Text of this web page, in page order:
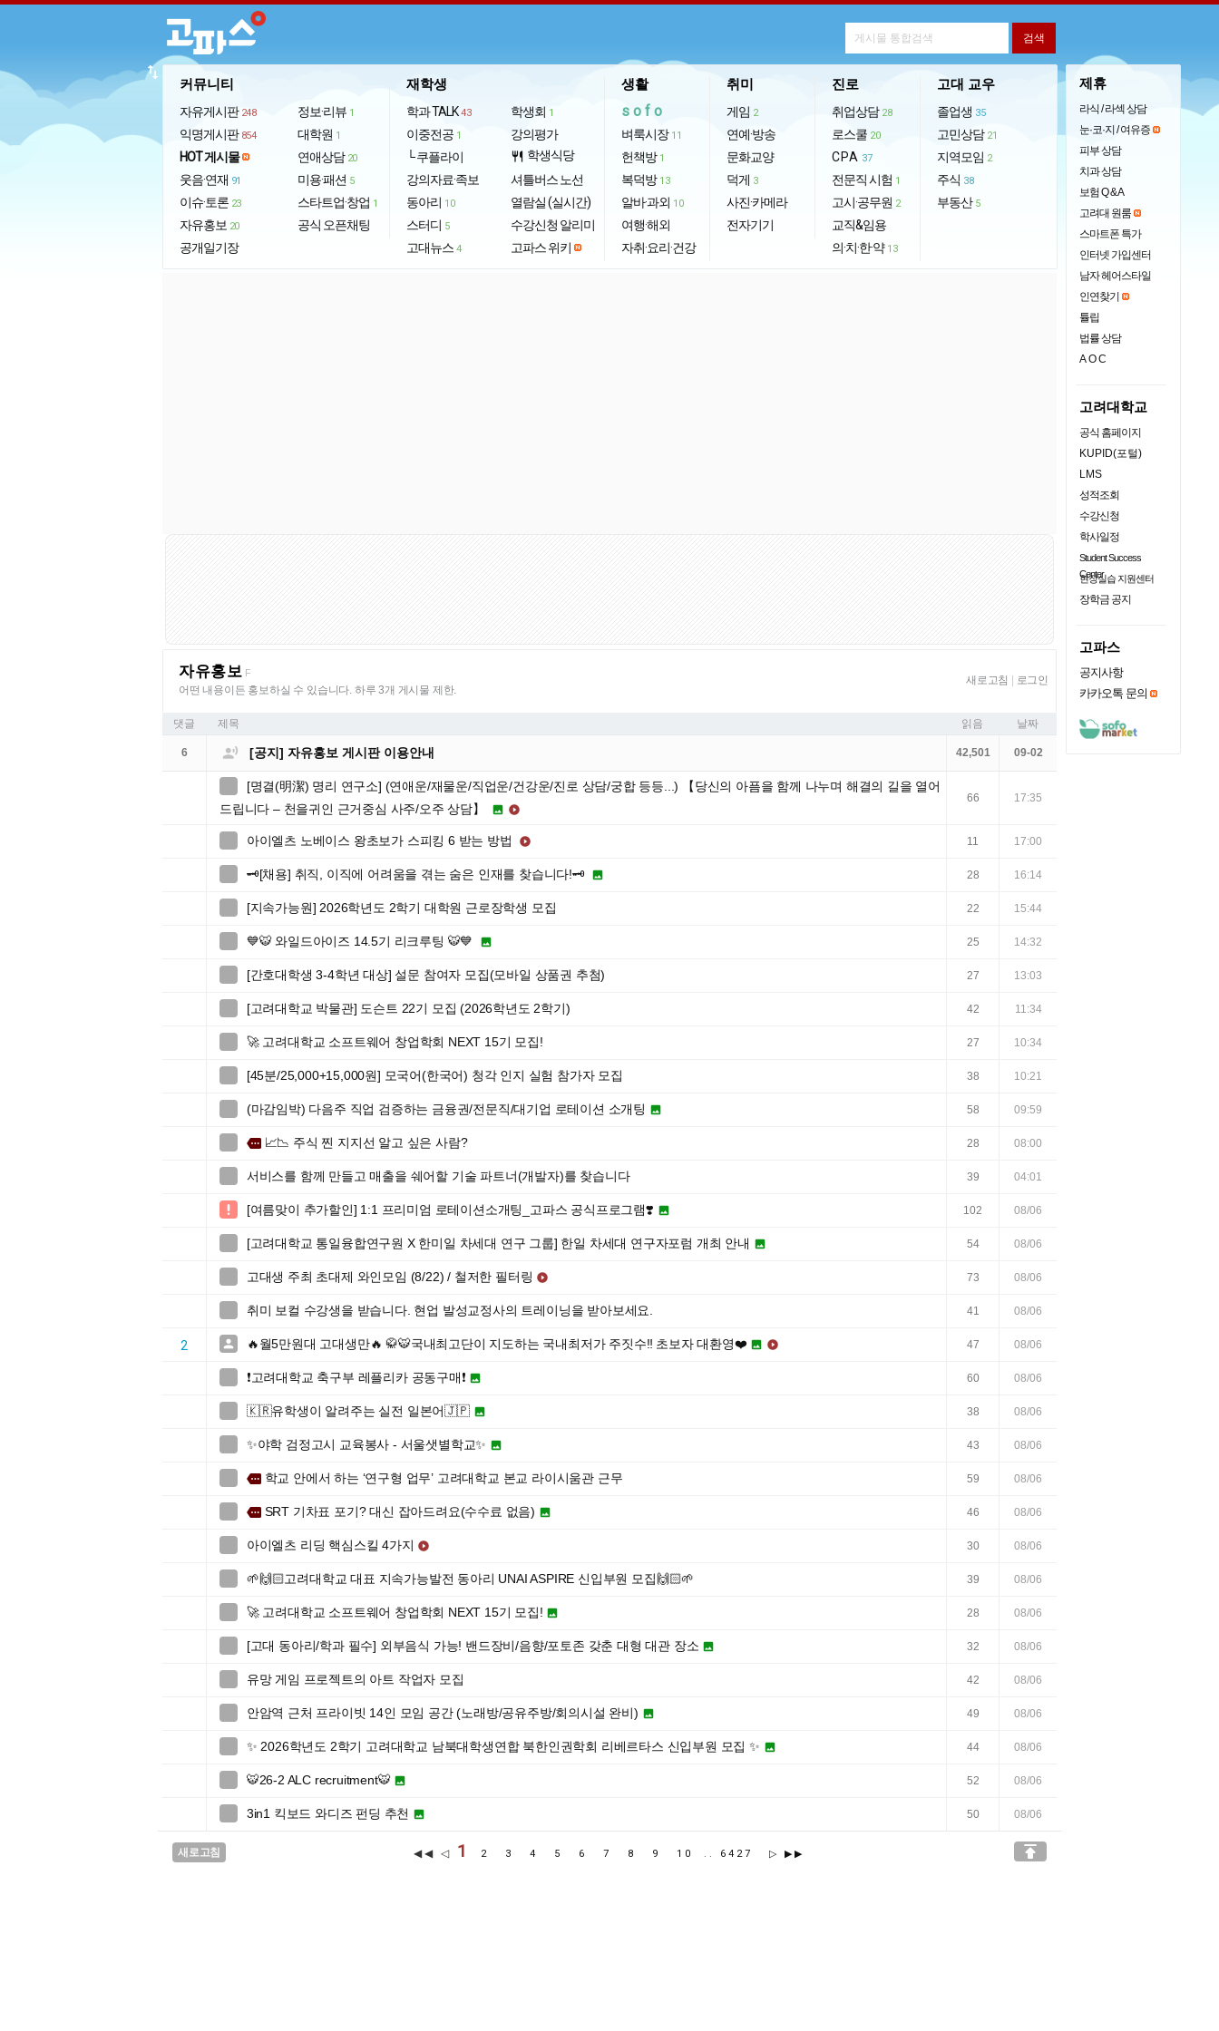
커뮤니티
자유게시판 248
익명게시판 854
HOT 게시물
웃음·연재 91
이슈·토론 23
자유홍보 20
공개일기장
정보·리뷰 1
대학원 1
연애상담 20
미용·패션 5
스타트업·창업 1
공식 오픈채팅
재학생
학과 TALK 43
이중전공 1
└ 쿠플라이
강의자료·족보
동아리 10
스터디 5
고대뉴스 4
학생회 1
강의평가
restaurant 학생식당
셔틀버스 노선
열람실 (실시간)
수강신청 알리미
고파스 위키
생활
sofo
벼룩시장 11
헌책방 1
복덕방 13
알바·과외 10
여행·해외
자취·요리·건강
취미
게임 2
연예·방송
문화교양
덕게 3
사진·카메라
전자기기
진로
취업상담 28
로스쿨 20
CPA 37
전문직 시험 1
고시·공무원 2
교직&임용
의·치·한·약 13
고대 교우
졸업생 35
고민상담 21
지역모임 2
주식 38
부동산 5
import_export
자유홍보 F
어떤 내용이든 홍보하실 수 있습니다. 하루 3개 게시물 제한.
새로고침 로그인
댓글 제목 읽음 날짜
6  [공지] 자유홍보 게시판 이용안내 42,501 09-02
[명결(明潔) 명리 연구소] (연애운/재물운/직업운/건강운/진로 상담/궁합 등등...) 【당신의 아픔을 함께 나누며 해결의 길을 열어
드립니다 – 천을귀인 근거중심 사주/오주 상담】
 
66 17:35
아이엘츠 노베이스 왕초보가 스피킹 6 받는 방법  11 17:00
🗝️[채용] 취직, 이직에 어려움을 겪는 숨은 인재를 찾습니다!🗝️  28 16:14
[지속가능원] 2026학년도 2학기 대학원 근로장학생 모집 22 15:44
💙🐯 와일드아이즈 14.5기 리크루팅 🐯💙  25 14:32
[간호대학생 3-4학년 대상] 설문 참여자 모집(모바일 상품권 추첨) 27 13:03
[고려대학교 박물관] 도슨트 22기 모집 (2026학년도 2학기) 42 11:34
🚀 고려대학교 소프트웨어 창업학회 NEXT 15기 모집! 27 10:34
[45분/25,000+15,000원] 모국어(한국어) 청각 인지 실험 참가자 모집 38 10:21
(마감임박) 다음주 직업 검증하는 금융권/전문직/대기업 로테이션 소개팅  58 09:59
more 📈📉 주식 찐 지지선 알고 싶은 사람? 28 08:00
서비스를 함께 만들고 매출을 쉐어할 기술 파트너(개발자)를 찾습니다 39 04:01
 [여름맞이 추가할인] 1:1 프리미엄 로테이션소개팅_고파스 공식프로그램❣️  102 08/06
[고려대학교 통일융합연구원 X 한미일 차세대 연구 그룹] 한일 차세대 연구자포럼 개최 안내  54 08/06
고대생 주최 초대제 와인모임 (8/22) / 철저한 필터링  73 08/06
취미 보컬 수강생을 받습니다. 현업 발성교정사의 트레이닝을 받아보세요. 41 08/06
2  🔥월5만원대 고대생만🔥 🥋🐯국내최고단이 지도하는 국내최저가 주짓수‼️ 초보자 대환영❤️   47 08/06
❗️고려대학교 축구부 레플리카 공동구매❗️  60 08/06
🇰🇷유학생이 알려주는 실전 일본어🇯🇵  38 08/06
✨야학 검정고시 교육봉사 - 서울샛별학교✨  43 08/06
more 학교 안에서 하는 ‘연구형 업무’ 고려대학교 본교 라이시움관 근무 59 08/06
more SRT 기차표 포기? 대신 잡아드려요(수수료 없음)  46 08/06
아이엘츠 리딩 핵심스킬 4가지  30 08/06
🌱🙌🏻고려대학교 대표 지속가능발전 동아리 UNAI ASPIRE 신입부원 모집🙌🏻🌱 39 08/06
🚀 고려대학교 소프트웨어 창업학회 NEXT 15기 모집!  28 08/06
[고대 동아리/학과 필수] 외부음식 가능! 밴드장비/음향/포토존 갖춘 대형 대관 장소  32 08/06
유망 게임 프로젝트의 아트 작업자 모집 42 08/06
안암역 근처 프라이빗 14인 모임 공간 (노래방/공유주방/회의시설 완비)  49 08/06
✨ 2026학년도 2학기 고려대학교 남북대학생연합 북한인권학회 리베르타스 신입부원 모집 ✨  44 08/06
🐯26-2 ALC recruitment🐯  52 08/06
3in1 킥보드 와디즈 펀딩 추천  50 08/06
새로고침 ◀◀ ◁ 1 2 3 4 5 6 7 8 9 10 .. 6427 ▷ ▶▶ 
제휴
라식 / 라섹 상담
눈·코·지 / 여유증
피부 상담
치과 상담
보험 Q & A
고려대 원룸
스마트폰 특가
인터넷 가입센터
남자 헤어스타일
인연찾기
튤립
법률 상담
AOC
고려대학교
공식 홈페이지
KUPID(포털)
LMS
성적조회
수강신청
학사일정
Student Success
Center
현장실습 지원센터
장학금 공지
고파스
공지사항
카카오톡 문의